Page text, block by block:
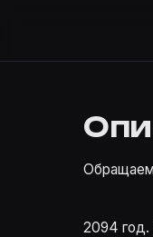
Обращаем
2094 год.